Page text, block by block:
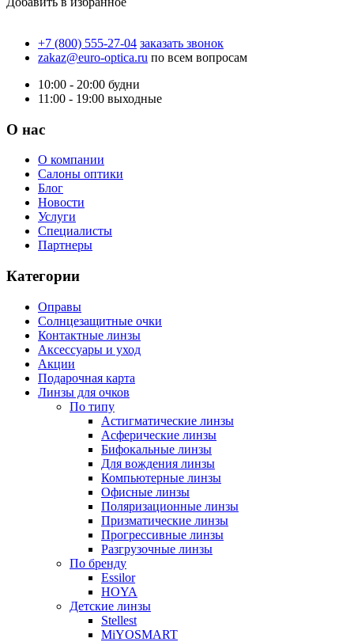
+7 (800) 555-27-04 заказать звонок
zakaz@euro-optica.ru по всем вопросам
10:00 - 20:00 будни
11:00 - 19:00 выходные
О нас
О компании
Салоны оптики
Блог
Новости
Услуги
Специалисты
Партнеры
Категории
Оправы
Солнцезащитные очки
Контактные линзы
Аксессуары и уход
Акции
Подарочная карта
Линзы для очков
По типу
Астигматические линзы
Асферические линзы
Бифокальные линзы
Для вождения линзы
Компьютерные линзы
Офисные линзы
Поляризационные линзы
Призматические линзы
Прогрессивные линзы
Разгрузочные линзы
По бренду
Essilor
HOYA
Детские линзы
Stellest
MiYOSMART